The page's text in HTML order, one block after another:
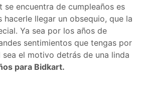
se encuentra de cumpleaños es
hacerle llegar un obsequio, que la
Ya sea por los años de
sentimientos que tengas por
el motivo detrás de una linda
para Bidkart.